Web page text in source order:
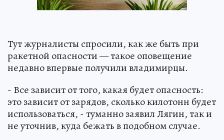
Тут журналисты спросили, как же быть при
ракетной опасности — такое оповещение
недавно впервые получили владимирцы.
- Все зависит от того, какая будет опасность:
это зависит от зарядов, сколько килотонн будет
использоваться, - туманно заявил Лягин, так и
не уточнив, куда бежать в подобном случае.